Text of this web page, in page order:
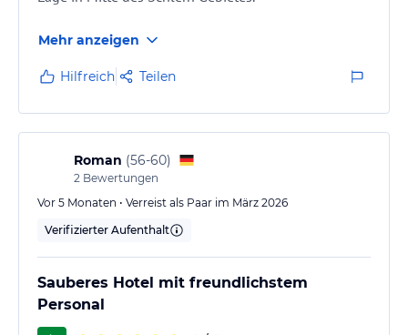
Mehr anzeigen
Hilfreich Teilen
Roman (56-60)
2 Bewertungen
Vor 5 Monaten • Verreist als Paar im März 2026
Verifizierter Aufenthalt
Sauberes Hotel mit freundlichstem
Personal